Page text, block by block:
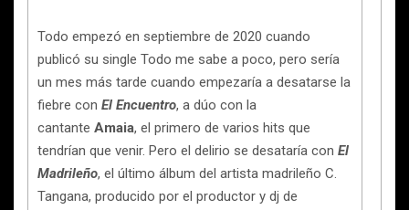
Todo empezó en septiembre de 2020 cuando
publicó su single Todo me sabe a poco, pero sería
un mes más tarde cuando empezaría a desatarse la
fiebre con El Encuentro, a dúo con la
cantante Amaia, el primero de varios hits que
tendrían que venir. Pero el delirio se desataría con El
Madrileño, el último álbum del artista madrileño C.
Tangana, producido por el productor y dj de